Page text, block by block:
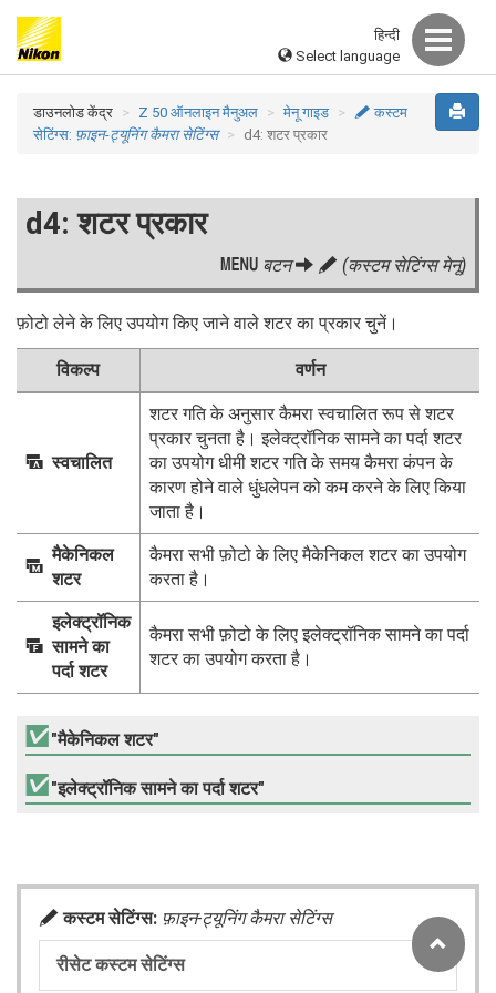
हिन्दी
Select language
डाउनलोड केंद्र Z 50 ऑनलाइन मैनुअल मेनू गाइड A कस्टम
सेटिंग्स: फ़ाइन-ट्यूनिंग कैमरा सेटिंग्स d4: शटर प्रकार
d4: शटर प्रकार
G बटन A (कस्टम सेटिंग्स मेनू)
फ़ोटो लेने के लिए उपयोग किए जाने वाले शटर का प्रकार चुनें।
विकल्प वर्णन
O स्वचालित
शटर गति के अनुसार कैमरा स्वचालित रूप से शटर
प्रकार चुनता है। इलेक्ट्रॉनिक सामने का पर्दा शटर
का उपयोग धीमी शटर गति के समय कैमरा कंपन के
कारण होने वाले धुंधलेपन को कम करने के लिए किया
जाता है।
P
मैकेनिकल
शटर
कैमरा सभी फ़ोटो के लिए मैकेनिकल शटर का उपयोग
करता है।
x
इलेक्ट्रॉनिक
सामने का
पर्दा शटर
कैमरा सभी फ़ोटो के लिए इलेक्ट्रॉनिक सामने का पर्दा
शटर का उपयोग करता है।
"मैकेनिकल शटर"
"इलेक्ट्रॉनिक सामने का पर्दा शटर"
A कस्टम सेटिंग्स: फ़ाइन-ट्यूनिंग कैमरा सेटिंग्स
रीसेट कस्टम सेटिंग्स